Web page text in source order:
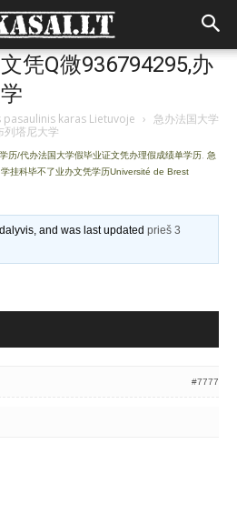
凭Q微936794295,办
pasaulinis karas Lietuvoje › 急办法国大学
塔尼大学
历/代办法国大学假毕业证文凭办理假成绩单学历 急
挂科毕不了业办文凭学历Université de Brest
and was last updatedprieš 3
#7777